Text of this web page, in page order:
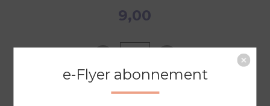
9,00
NAAR WINKELWAGEN
e-Flyer abonnement